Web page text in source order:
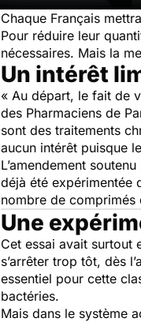
Chaque Français
Pour réduire leur
nécessaires. Mais la
Un intérêt
« Au départ, le fait de
des Pharmaciens de
sont des traitements
aucun intérêt puisque
L’amendement
déjà été expérimentée
nombre de comprimés
Une
Cet essai avait surtout
s’arrêter trop tôt, dès
essentiel pour cette
bactéries.
Mais dans le système